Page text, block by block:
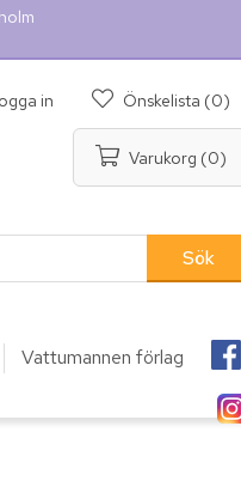
in Önskelista (0)
Varukorg (0)
Vattumannen förlag